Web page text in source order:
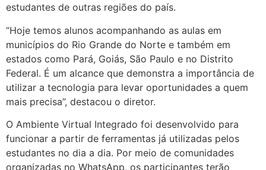
estudantes de outras regiões do país.
“Hoje temos alunos acompanhando as aulas em
municípios do Rio Grande do Norte e também em
estados como Pará, Goiás, São Paulo e no Distrito
Federal. É um alcance que demonstra a importância de
utilizar a tecnologia para levar oportunidades a quem
mais precisa”, destacou o diretor.
O Ambiente Virtual Integrado foi desenvolvido para
funcionar a partir de ferramentas já utilizadas pelos
estudantes no dia a dia. Por meio de comunidades
organizadas no WhatsApp, os participantes terão